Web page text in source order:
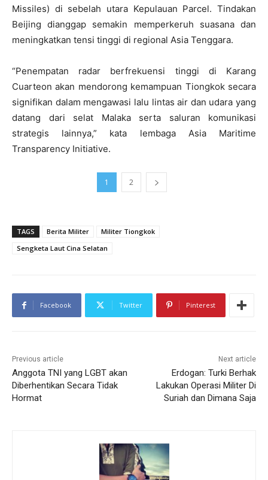
Missiles) di sebelah utara Kepulauan Parcel. Tindakan
Beijing dianggap semakin memperkeruh suasana dan
meningkatkan tensi tinggi di regional Asia Tenggara.
“Penempatan radar berfrekuensi tinggi di Karang
Cuarteon akan mendorong kemampuan Tiongkok secara
signifikan dalam mengawasi lalu lintas air dan udara yang
datang dari selat Malaka serta saluran komunikasi
strategis lainnya,” kata lembaga Asia Maritime
Transparency Initiative.
1 2
TAGS Berita Militer
Militer Tiongkok
Sengketa Laut Cina Selatan
Facebook Twitter Pinterest
Previous article
Anggota TNI yang LGBT akan
Diberhentikan Secara Tidak
Hormat
Next article
Erdogan: Turki Berhak
Lakukan Operasi Militer Di
Suriah dan Dimana Saja